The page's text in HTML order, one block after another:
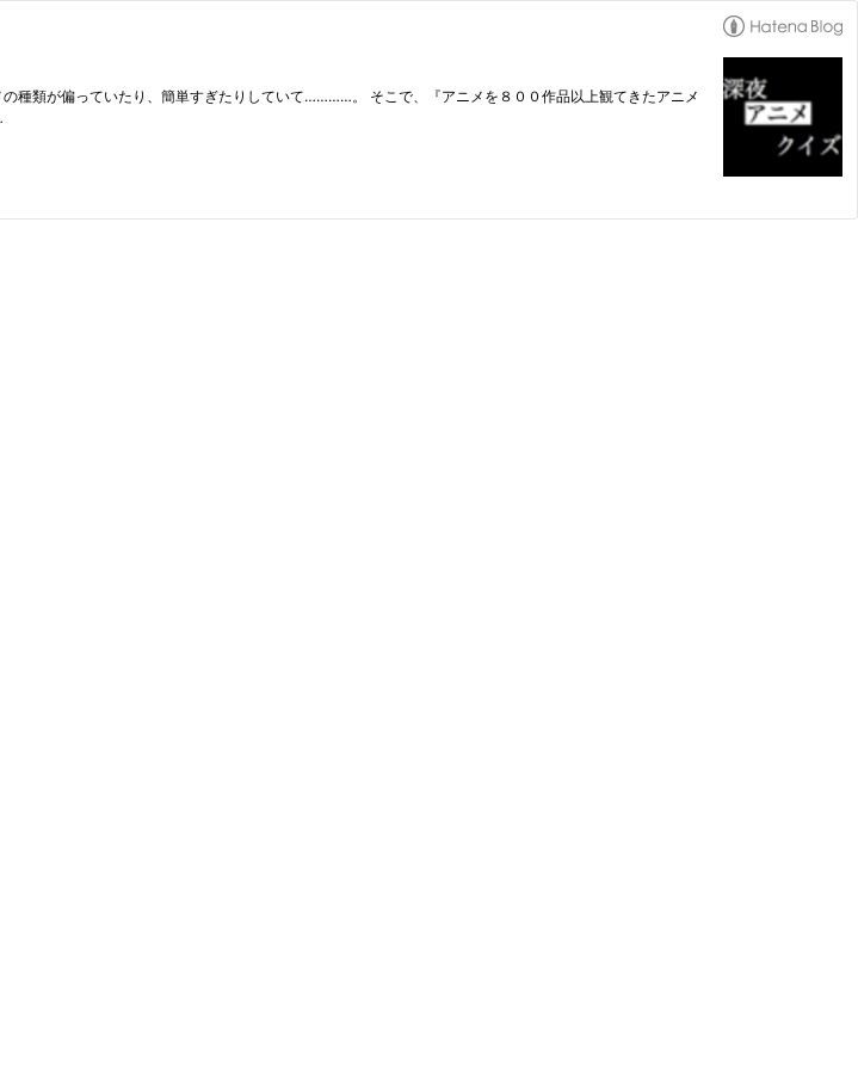
種類が偏っていたり、簡単すぎたりしていて…………。 そこで、『アニメを８００作品以上観てきたアニメ